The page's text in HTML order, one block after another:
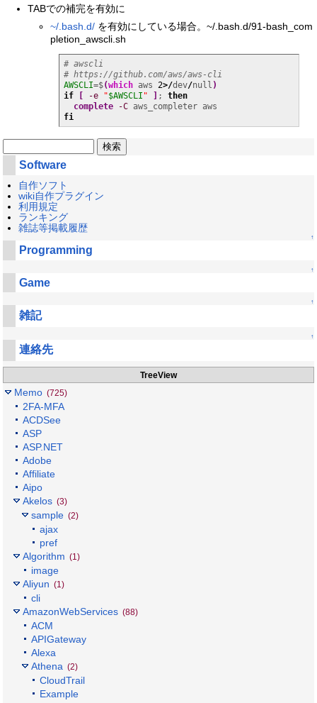
TABでの補完を有効に
~/.bash.d/ を有効にしている場合。~/.bash.d/91-bash_com
pletion_awscli.sh
# awscli
# https://github.com/aws/aws-cli
AWSCLI=$(which aws 2>/dev/null )
if
[ -e "$AWSCLI " ] ; then
complete
-C
fi
Software
自作ソフト
wiki自作プラグイン
利用規定
ランキング
雑誌等掲載履歴
↑
Programming
↑
Game
↑
雑記
↑
連絡先
TreeView
Memo (725)
2FA-MFA
ACDSee
ASP
ASP.NET
Adobe
Affiliate
Aipo
Akelos (3)
sample (2)
ajax
pref
Algorithm (1)
image
Aliyun (1)
cli
AmazonWebServices (88)
ACM
APIGateway
Alexa
Athena (2)
CloudTrail
Example